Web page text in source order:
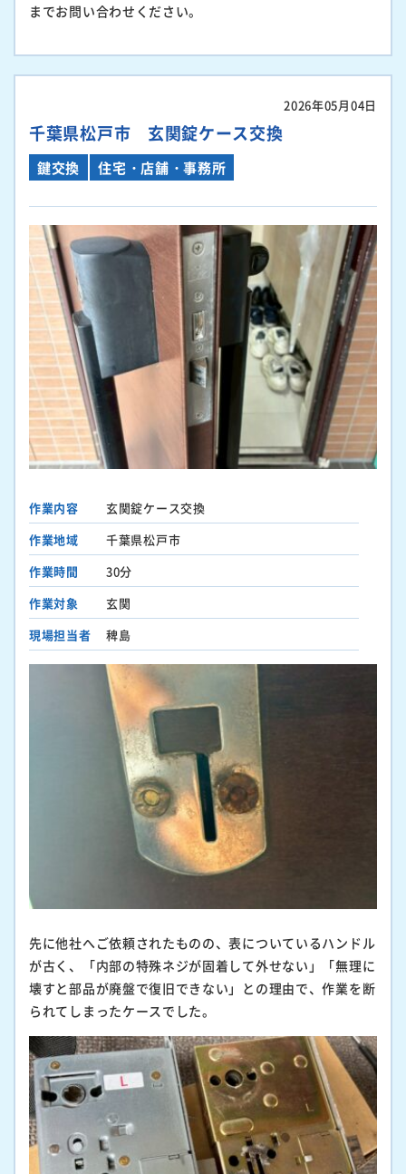
までお問い合わせください。
2026年05月04日
千葉県松戸市 玄関錠ケース交換
鍵交換 住宅・店舗・事務所
作業内容
玄関錠ケース交換
作業地域
千葉県松戸市
作業時間
30分
作業対象
玄関
現場担当者
稗島
先に他社へご依頼されたものの、表についているハンドル
が古く、「内部の特殊ネジが固着して外せない」「無理に
壊すと部品が廃盤で復旧できない」との理由で、作業を断
られてしまったケースでした。